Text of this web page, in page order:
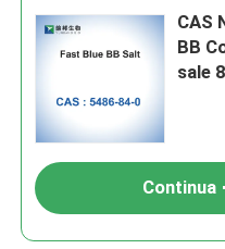
CAS
BB
sale
Continua